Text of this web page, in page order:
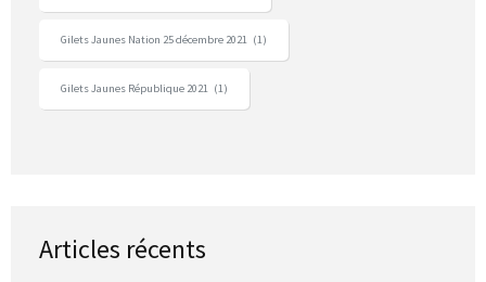
Gilets Jaunes Nation 25 décembre 2021 (1)
Gilets Jaunes République 2021 (1)
Articles récents